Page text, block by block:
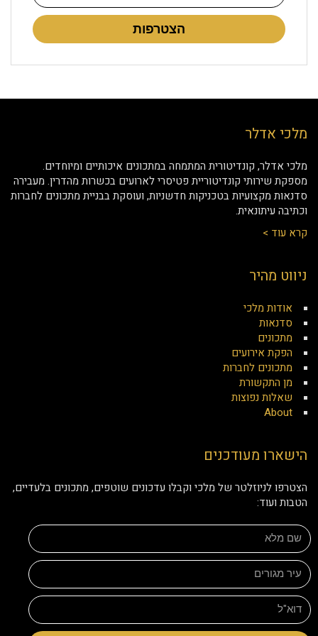
הצטרפות
מלכי אדלר
מלכי אדלר, קונדיטורית המתמחה במתכונים איכותיים ומיוחדים.
מספקת שירותי קונדיטוריית פטיסרי לארועים בכשרות מהדרין. מעבירה
סדנאות מקצועיות בטכניקות חדשניות, ועוסקת בבניית מתכונים לחברות
וכתיבה עיתונאית.
קרא עוד >
ניווט מהיר
אודות מלכי
סדנאות
מתכונים
הפקת אירועים
מתכונים לחברות
מן התקשורת
שאלות נפוצות
About
הישארו מעודכנים
הצטרפו לניוזלטר של מלכי וקבלו עדכונים שוטפים, מתכונים בלעדיים,
הטבות ועוד: